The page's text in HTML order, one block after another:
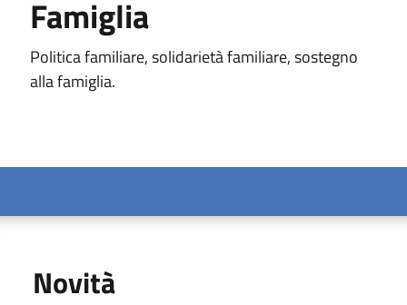
Famiglia
Politica familiare, solidarietà familiare, sostegno
alla famiglia.
Novità